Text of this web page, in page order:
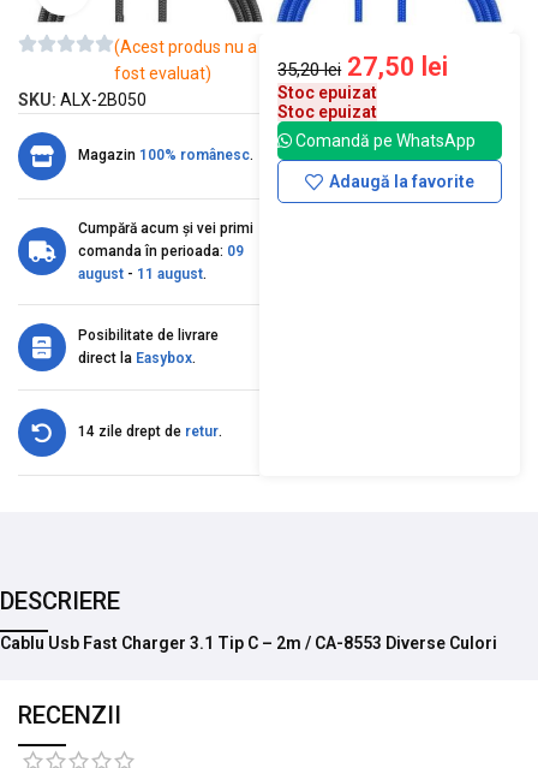
(Acest produs nu a
fost evaluat)
SKU: ALX-2B050
Magazin 100% românesc.
Cumpără acum și vei primi
comanda în perioada: 09
august - 11 august.
Posibilitate de livrare
direct la Easybox.
14 zile drept de retur.
35,20lei 27,50 lei
Stoc epuizat
Stoc epuizat
Comandă pe WhatsApp
Adaugă la favorite
DESCRIERE
Cablu Usb Fast Charger 3.1 Tip C – 2m / CA-8553 Diverse Culori
RECENZII